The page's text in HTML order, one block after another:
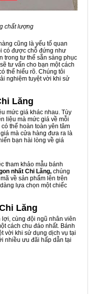
chất lượng
cũng là yếu tố quan
có được chỗ đứng như
trong tư thế sẵn sàng phục
tư vấn cho bạn một cách
thể hiểu rõ. Chúng tôi
nghiệm tuyệt vời khi sử
Lăng
mức giá khác nhau. Tùy
liệu mà mức giá về mỗi
thể hoàn toàn yên tâm
mà cửa hàng đưa ra là
bạn hài lòng về giá
tham khảo mẫu bánh
nhất Chi Lăng, chúng
về sản phẩm lên trên
lựa chọn một chiếc
Lăng
cùng đội ngũ nhân viên
cách chu đáo nhất. Bánh
vời khi sử dụng dịch vụ tại
nhiều ưu đãi hấp dẫn tại